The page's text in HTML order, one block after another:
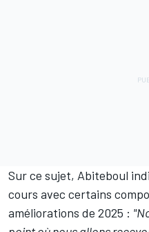
Sur ce sujet, Abiteboul
cours avec certains
améliorations de 2025 :